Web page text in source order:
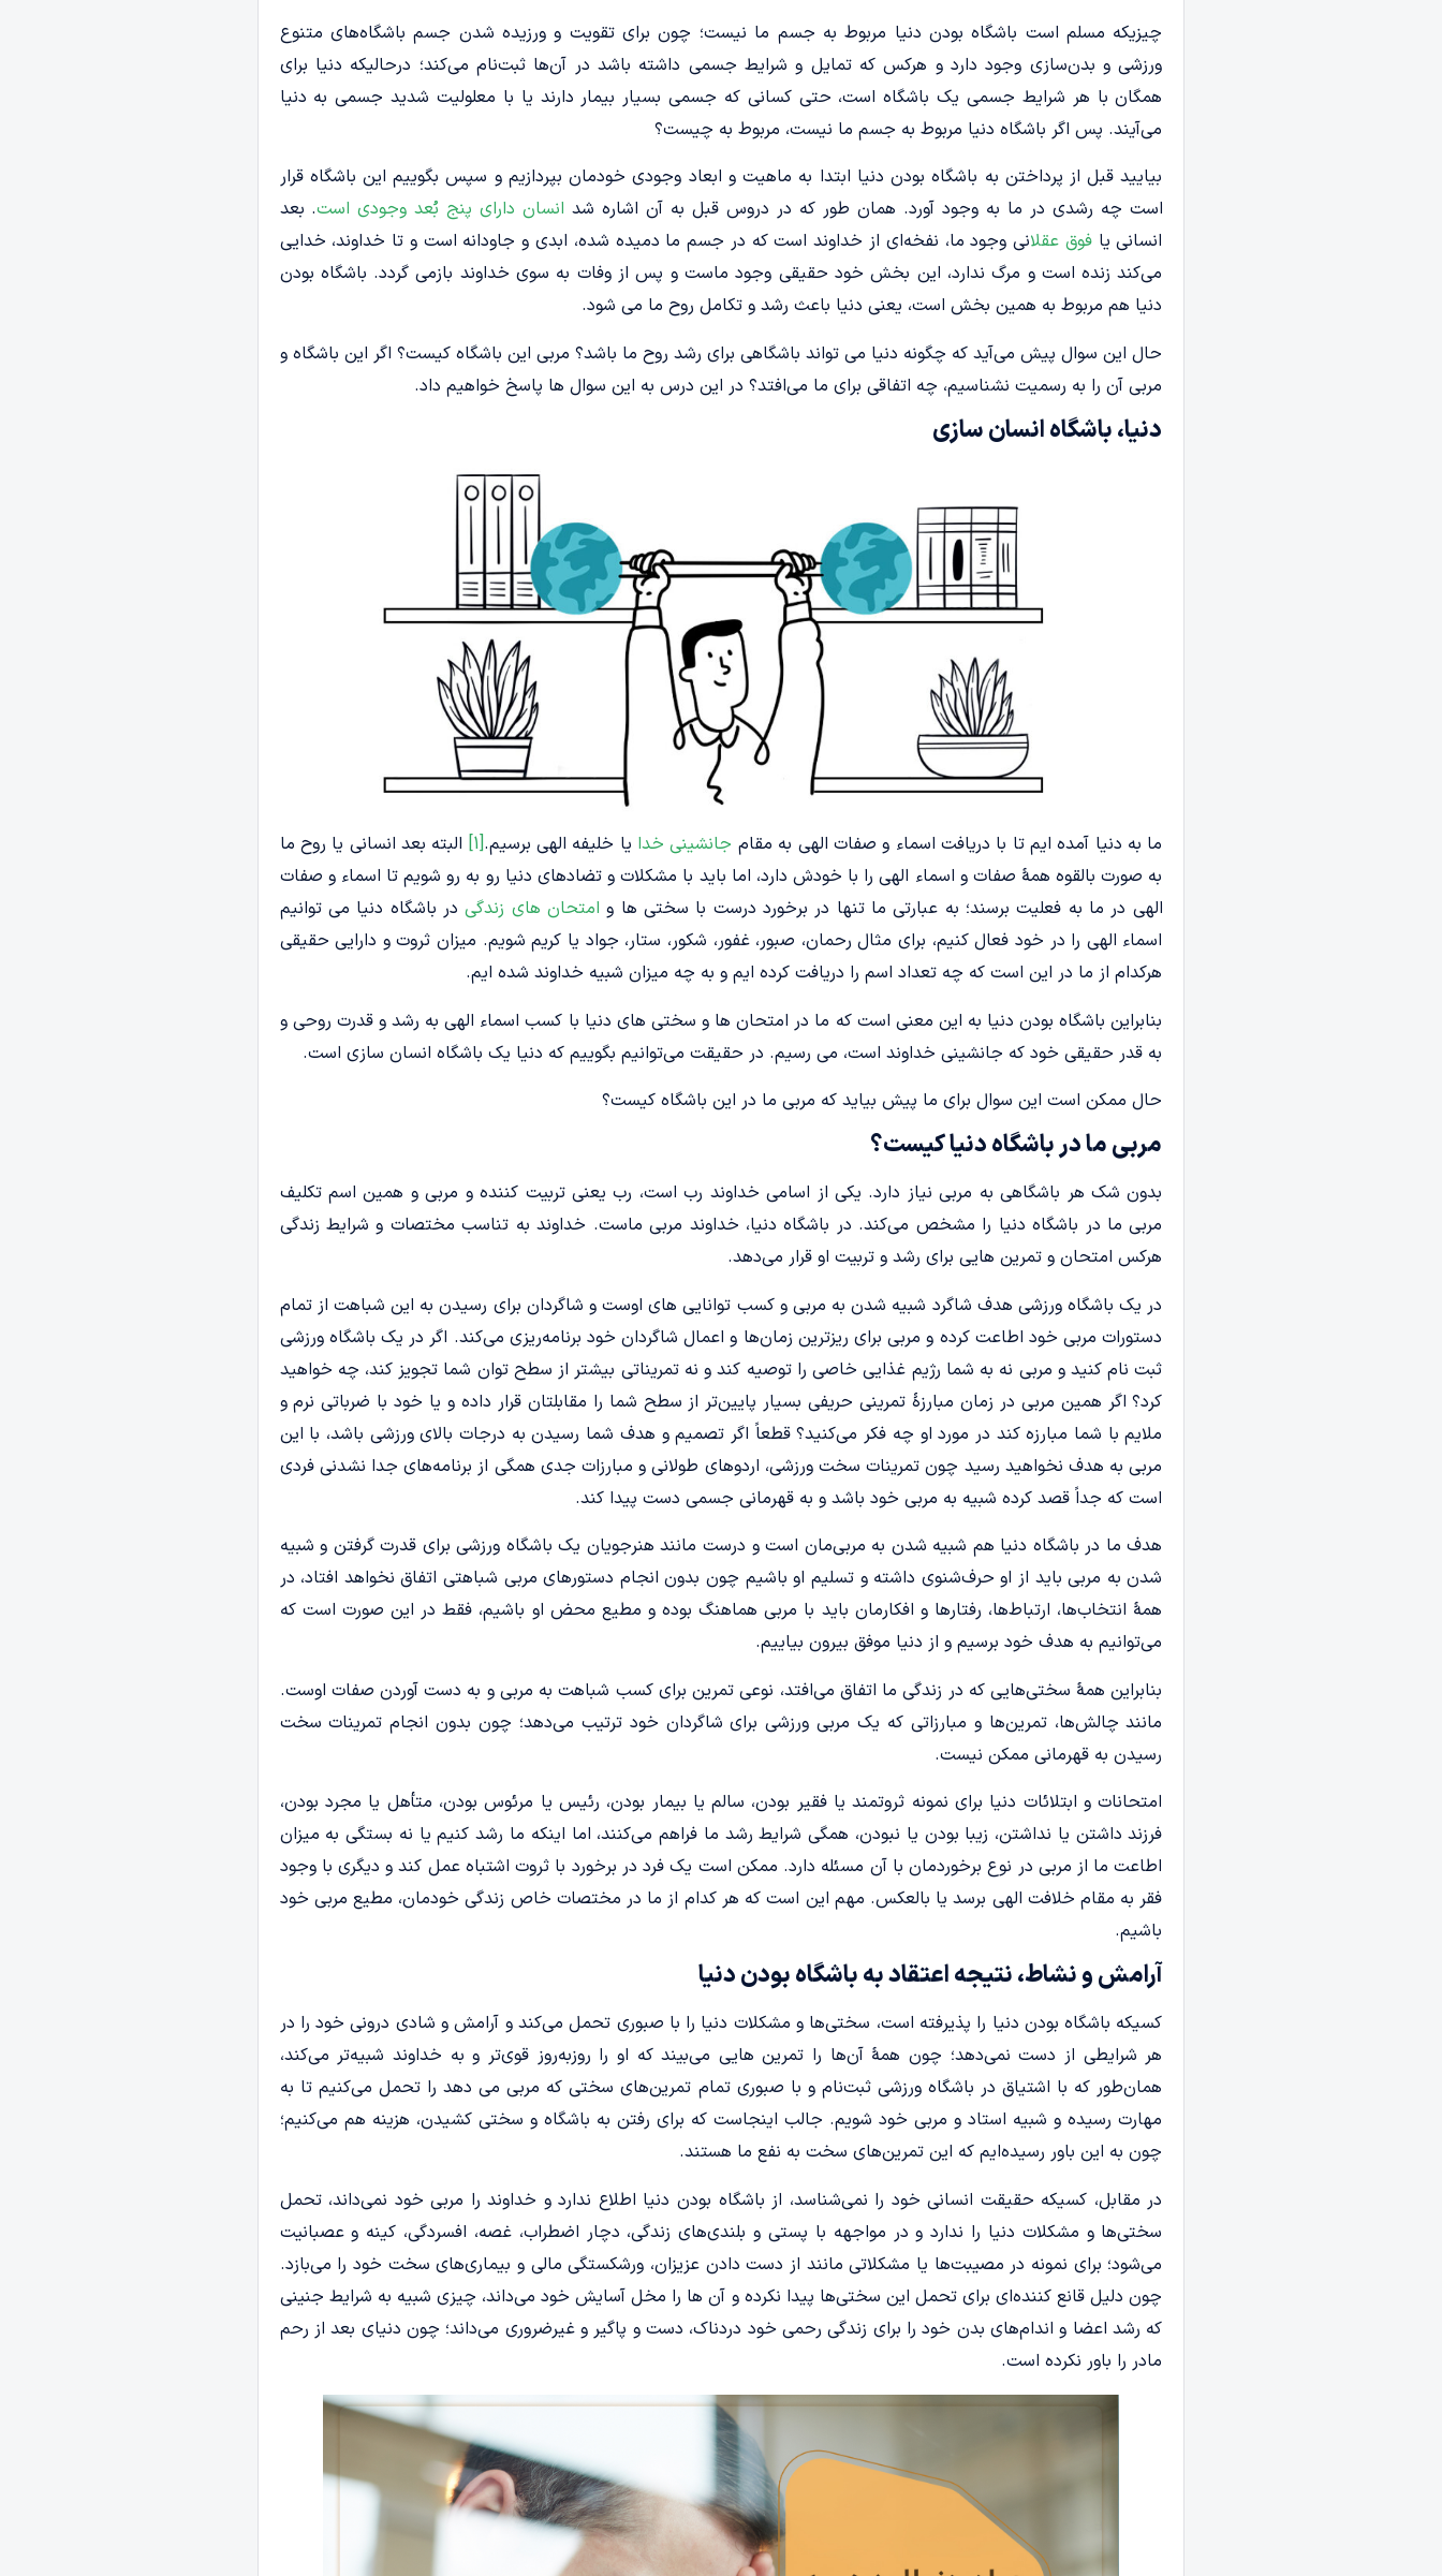
چیزیکه مسلم است باشگاه بودن دنیا مربوط به جسم ما نیست؛ چون برای تقویت و ورزیده شدن جسم باشگاه‌های متنوع
ورزشی و بدن‌سازی وجود دارد و هرکس که تمایل و شرایط جسمی داشته باشد در آن‌ها ثبت‌نام می‌کند؛ درحالی­که دنیا برای
همگان با هر شرایط جسمی یک باشگاه است، حتی کسانی که جسمی بسیار بیمار دارند یا با معلولیت شدید جسمی به دنیا
می‌آیند. پس اگر باشگاه دنیا مربوط به جسم ما نیست، مربوط به چیست؟
بیایید قبل از پرداختن به باشگاه بودن دنیا ابتدا به ماهیت و ابعاد وجودی خودمان بپردازیم و سپس بگوییم این باشگاه قرار
است چه رشدی در ما به وجود آورد. همان طور که در دروس قبل به آن اشاره شد انسان دارای پنج بُعد وجودی است. بعد
انسانی یافوق عقلانی وجود ما، نفخه‌ای از خداوند است که در جسم ما دمیده شده، ابدی و جاودانه است و تا خداوند، خدایی
می‌کند زنده است و مرگ ندارد، این بخش خود حقیقی وجود ماست و پس از وفات به سوی خداوند بازمی ­گردد. باشگاه بودن
دنیا هم مربوط به همین بخش است، یعنی دنیا باعث رشد و تکامل روح ما می­ شود.
حال این سوال پیش می‌آید که چگونه دنیا می ­تواند باشگاهی برای رشد روح ما باشد؟ مربی این باشگاه کیست؟ اگر این باشگاه و
مربی آن را به رسمیت نشناسیم، چه اتفاقی برای ما می‌افتد؟ در این درس به این سوال­ ها پاسخ خواهیم داد.
دنیا، باشگاه انسان­ سازی
ما به دنیا آمده ­ایم تا با دریافت اسماء و صفات الهی به مقام جانشینی خدا یا خلیفه الهی برسیم.[1]
البته بعد انسانی یا روح ما
به صورت بالقوه همۀ صفات و اسماء الهی را با خودش دارد، اما باید با مشکلات و تضادهای دنیا رو به­ رو شویم تا اسماء و صفات
الهی در ما به فعلیت برسند؛ به عبارتی ما تنها در برخورد درست با سختی ­ها و امتحان­ های زندگیدر باشگاه دنیا می ­توانیم
اسماء الهی را در خود فعال کنیم، برای مثال رحمان، صبور، غفور، شکور، ستار، جواد یا کریم شویم. میزان ثروت و دارایی حقیقی
هرکدام از ما در این است که چه تعداد اسم را دریافت کرده ­ایم و به چه میزان شبیه خداوند شده ­ایم.
بنابراین باشگاه بودن دنیا به این معنی است که ما در امتحان­ ها و سختی­ های دنیا با کسب اسماء الهی به رشد و قدرت روحی و
به قدر حقیقی خود که جانشینی خداوند است، می­ رسیم. در حقیقت می‌توانیم بگوییم که دنیا یک باشگاه انسان سازی است.
حال ممکن است این سوال برای ما پیش بیاید که مربی ما در این باشگاه کیست؟
مربی ما در باشگاه دنیا کیست؟
بدون شک هر باشگاهی به مربی نیاز دارد. یکی از اسامی خداوند رب است، رب یعنی تربیت کننده و مربی و همین اسم تکلیف
مربی ما در باشگاه دنیا را مشخص می‌کند. در باشگاه دنیا، خداوند مربی ماست. خداوند به تناسب مختصات و شرایط زندگی
هرکس امتحان­ و تمرین ­هایی برای رشد و تربیت او قرار می‌دهد.
در یک باشگاه ورزشی هدف شاگرد شبیه شدن به مربی و کسب توانایی های اوست و شاگردان برای رسیدن به این شباهت از تمام
دستورات مربی خود اطاعت کرده و مربی برای ریزترین زمان‌ها و اعمال شاگردان خود برنامه‌ریزی می‌کند. اگر در یک باشگاه ورزشی
ثبت نام کنید و مربی نه به شما رژیم غذایی خاصی را توصیه کند و نه تمریناتی بیشتر از سطح توان شما تجویز کند، چه خواهید
کرد؟ اگر همین مربی در زمان مبارزۀ تمرینی حریفی بسیار پایین‌تر از سطح شما را مقابلتان قرار داده و یا خود با ضرباتی نرم و
ملایم با شما مبارزه کند در مورد او چه فکر می‌کنید؟ قطعاً اگر تصمیم و هدف شما رسیدن به درجات بالای ورزشی باشد، با این
مربی به هدف نخواهید رسید چون تمرینات سخت ورزشی، اردوهای طولانی و مبارزات جدی همگی از برنامه‌های جدا نشدنی فردی
است که جداً قصد کرده شبیه به مربی خود باشد و به قهرمانی جسمی دست پیدا کند.
هدف ما در باشگاه دنیا هم شبیه شدن به مربی‌مان است و درست مانند هنرجویان یک باشگاه ورزشی برای قدرت گرفتن و شبیه
شدن به مربی‌ باید از او حرف‌شنوی داشته و تسلیم او باشیم چون بدون انجام دستورهای مربی شباهتی اتفاق نخواهد افتاد، در
همۀ انتخاب‌ها، ارتباط‌ها، رفتارها و افکارمان باید با مربی هماهنگ بوده و مطیع محض او باشیم، فقط در این صورت است که
می‌توانیم به هدف خود برسیم و از دنیا موفق بیرون بیاییم.
بنابراین همۀ سختی‌هایی که در زندگی ما اتفاق می‌افتد، نوعی تمرین برای کسب شباهت به مربی و به دست آوردن صفات اوست.
مانند چالش‌ها، تمرین‌ها و مبارزاتی که یک مربی ورزشی برای شاگردان خود ترتیب می‌دهد؛ چون بدون انجام تمرینات سخت
رسیدن به قهرمانی ممکن نیست.
امتحانات و ابتلائات دنیا برای نمونه ثروتمند یا فقیر بودن، سالم یا بیمار بودن، رئیس یا مرئوس بودن، متأهل یا مجرد بودن،
فرزند داشتن یا نداشتن، زیبا بودن یا نبودن، همگی شرایط رشد ما فراهم می‌کنند، اما اینکه ما رشد کنیم یا نه بستگی به میزان
اطاعت ما از مربی‌ در نوع برخوردمان با آن مسئله دارد. ممکن است یک فرد در برخورد با ثروت اشتباه عمل کند و دیگری با وجود
فقر به مقام خلافت الهی برسد یا بالعکس. مهم این است که هر کدام از ما در مختصات خاص زندگی خودمان، مطیع مربی خود
باشیم.
آرامش و نشاط، نتیجه اعتقاد به باشگاه بودن دنیا
کسیکه باشگاه بودن دنیا را پذیرفته است، سختی‌ها و مشکلات دنیا را با صبوری تحمل می‌کند و آرامش و شادی درونی خود را در
هر شرایطی از دست نمی‌دهد؛ چون همۀ آن‌‌ها را تمرین­ هایی می‌بیند که او را روز‌به‌روز قوی‌تر و به خداوند شبیه‌تر می‌کند،
همان‌طور که با اشتیاق در باشگاه ورزشی ثبت‌نام و با صبوری تمام تمرین‌های سختی که مربی می­ دهد را تحمل می‌کنیم تا به
مهارت رسیده و شبیه استاد و مربی خود شویم. جالب اینجاست که برای رفتن به باشگاه و سختی کشیدن، هزینه هم می‌کنیم؛
چون به این باور رسیده‌ایم که این تمرین‌های سخت به نفع ما هستند.
در مقابل، کسیکه حقیقت انسانی خود را نمی‌شناسد، از باشگاه بودن دنیا اطلاع ندارد و خداوند را مربی خود نمی‌داند، تحمل
سختی‌ها و مشکلات دنیا را ندارد و در مواجهه با پستی و بلندی‌های زندگی، دچار اضطراب، غصه، افسردگی، کینه و عصبانیت
می‌شود؛ برای نمونه در مصیبت‌ها یا مشکلاتی مانند از دست دادن عزیزان، ورشکستگی مالی و بیماری‌های سخت خود را می‌بازد.
چون دلیل قانع کننده‌ای برای تحمل این سختی‌ها پیدا نکرده و آن ها را مخل آسایش خود می‌داند، چیزی شبیه به شرایط جنینی
که رشد اعضا و اندام‌های بدن خود را برای زندگی رحمی خود دردناک، دست و پاگیر و غیرضروری می‌داند؛ چون دنیای بعد از رحم
مادر را باور نکرده است.